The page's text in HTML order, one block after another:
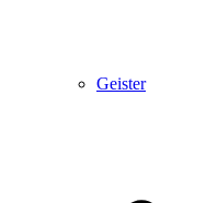
Geister